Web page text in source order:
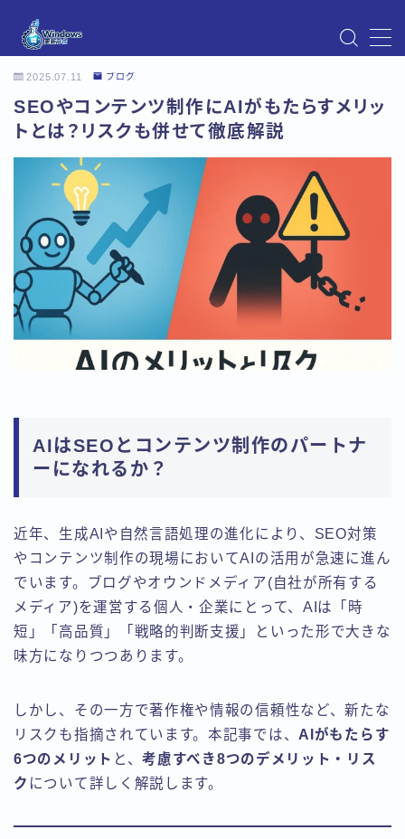
Instagram
Windows Updateの不具合・エラー対処法まとめ
【Windows11対応】
アクセス
お問い合わせ
デモプリセット記事 Part07
トップページ
プライバシーポリシー
プロフィール
メニュー
利用規約／特定商取引法に基づく表記
有料記事の決済完了ページ
運営者情報
2025.07.11 ブログ
SEOやコンテンツ制作にAIがもたらすメリッ
トとは？リスクも併せて徹底解説
AIはSEOとコンテンツ制作のパートナ
ーになれるか？
近年、生成AIや自然言語処理の進化により、SEO対策
やコンテンツ制作の現場においてAIの活用が急速に進ん
でいます。ブログやオウンドメディア(自社が所有する
メディア)を運営する個人・企業にとって、AIは「時
短」「高品質」「戦略的判断支援」といった形で大きな
味方になりつつあります。
しかし、その一方で著作権や情報の信頼性など、新たな
リスクも指摘されています。本記事では、 AIがもたらす
6つのメリット と、考慮すべき8つのデメリット・リス
ク について詳しく解説します。